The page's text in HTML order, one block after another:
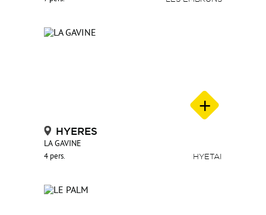
HYERES
LA GAVINE
4 pers. HYETAI